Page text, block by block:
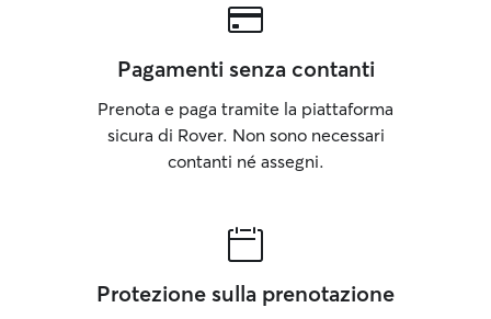
Pagamenti senza contanti
Prenota e paga tramite la piattaforma
sicura di Rover. Non sono necessari
contanti né assegni.
Protezione sulla prenotazione